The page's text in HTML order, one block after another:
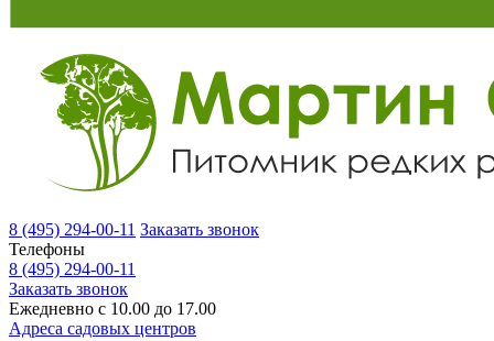
8 (495) 294-00-11 Заказать звонок
Телефоны
8 (495) 294-00-11
Заказать звонок
Ежедневно с 10.00 до 17.00
Адреса садовых центров